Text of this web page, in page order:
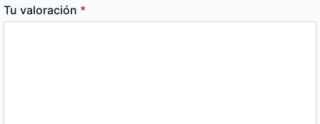
Tu valoración *